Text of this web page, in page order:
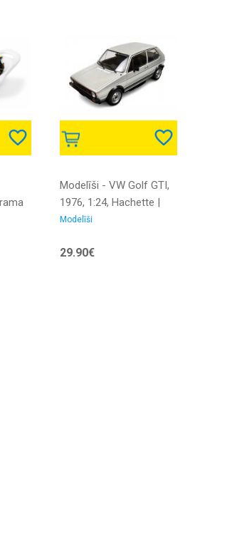
Modelīši - VW Golf GTI,
1976, 1:24, Hachette |
24VWGOLFGTI |
Modelīši
29.90€